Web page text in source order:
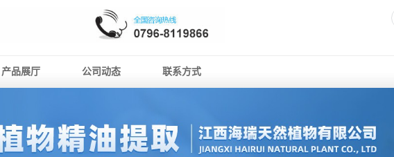
产品展厅 公司动态 联系方式